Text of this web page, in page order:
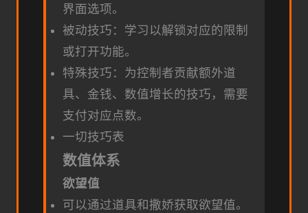
界面选项。
被动技巧：学习以解锁对应的限制
或打开功能。
特殊技巧：为控制者贡献额外道
具、金钱、数值增长的技巧，需要
支付对应点数。
一切技巧表
数值体系
欲望值
可以通过道具和撒娇获取欲望值。